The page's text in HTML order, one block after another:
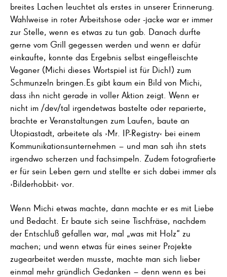
breites Lachen leuchtet als erstes in unserer Erinnerung.
Wahlweise in roter Arbeitshose oder -jacke war er immer
zur Stelle, wenn es etwas zu tun gab. Danach durfte
gerne vom Grill gegessen werden und wenn er dafür
einkaufte, konnte das Ergebnis selbst eingefleischte
Veganer (Michi dieses Wortspiel ist für Dich!) zum
Schmunzeln bringen.Es gibt kaum ein Bild von Michi,
dass ihn nicht gerade in voller Aktion zeigt. Wenn er
nicht im /dev/tal irgendetwas bastelte oder reparierte,
brachte er Veranstaltungen zum Laufen, baute an
Utopiastadt, arbeitete als ›Mr. IP-Registry‹ bei einem
Kommunikationsunternehmen – und man sah ihn stets
irgendwo scherzen und fachsimpeln. Zudem fotografierte
er für sein Leben gern und stellte er sich dabei immer als
›Bilderhobbit‹ vor.
Wenn Michi etwas machte, dann machte er es mit Liebe
und Bedacht. Er baute sich seine Tischfräse, nachdem
der Entschluß gefallen war, mal „was mit Holz“ zu
machen; und wenn etwas für eines seiner Projekte
zugearbeitet werden musste, machte man sich lieber
einmal mehr gründlich Gedanken – denn wenn es bei